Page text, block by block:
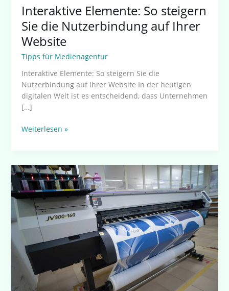
Interaktive Elemente: So steigern
Sie die Nutzerbindung auf Ihrer
Website
Tipps für Medienagentur
Interaktive Elemente: So steigern Sie die
Nutzerbindung auf Ihrer Website In der heutigen
digitalen Welt ist es entscheidend, dass Unternehmen
[…]
Weiterlesen »
Interaktive
Elemente:
So
steigern
Sie
Nutzerbindung
auf
Ihrer
Website